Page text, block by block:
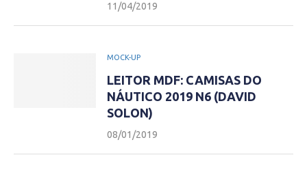
11/04/2019
MOCK-UP
LEITOR MDF: CAMISAS DO
NÁUTICO 2019 N6 (DAVID
SOLON)
08/01/2019